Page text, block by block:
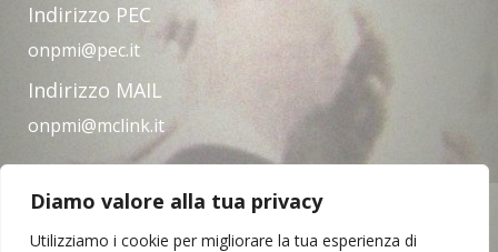
Diamo valore alla tua privacy
Utilizziamo i cookie per migliorare la tua esperienza di
Indirizzo PEC
onpmi@pec.it
Indirizzo MAIL
onpmi@mclink.it
Amministrazione trasparente
Privacy Policy
Note legali
Contatti